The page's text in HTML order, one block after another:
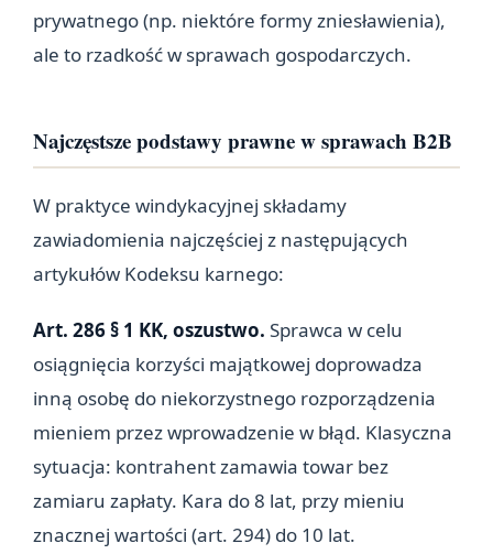
prywatnego (np. niektóre formy zniesławienia),
ale to rzadkość w sprawach gospodarczych.
Najczęstsze podstawy prawne w sprawach B2B
W praktyce windykacyjnej składamy
zawiadomienia najczęściej z następujących
artykułów Kodeksu karnego:
Art. 286 § 1 KK, oszustwo. Sprawca w celu
osiągnięcia korzyści majątkowej doprowadza
inną osobę do niekorzystnego rozporządzenia
mieniem przez wprowadzenie w błąd. Klasyczna
sytuacja: kontrahent zamawia towar bez
zamiaru zapłaty. Kara do 8 lat, przy mieniu
znacznej wartości (art. 294) do 10 lat.